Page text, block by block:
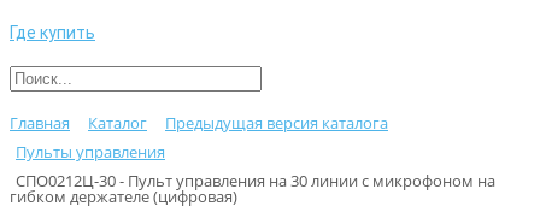
Где купить
Главная Каталог
Предыдущая версия каталога
Пульты управления
СПО0212Ц-30 - Пульт управления на 30 линии с микрофоном на
гибком держателе (цифровая)